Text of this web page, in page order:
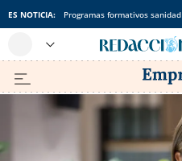
ES NOTICIA: Programas formativos sanidad